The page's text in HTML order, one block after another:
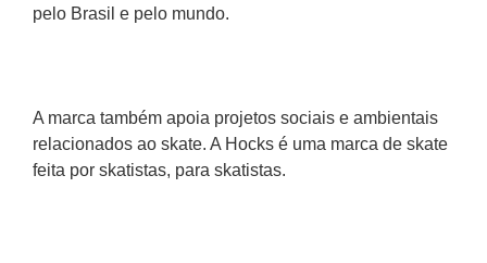
pelo Brasil e pelo mundo.
A marca também apoia projetos sociais e ambientais
relacionados ao skate. A Hocks é uma marca de skate
feita por skatistas, para skatistas.